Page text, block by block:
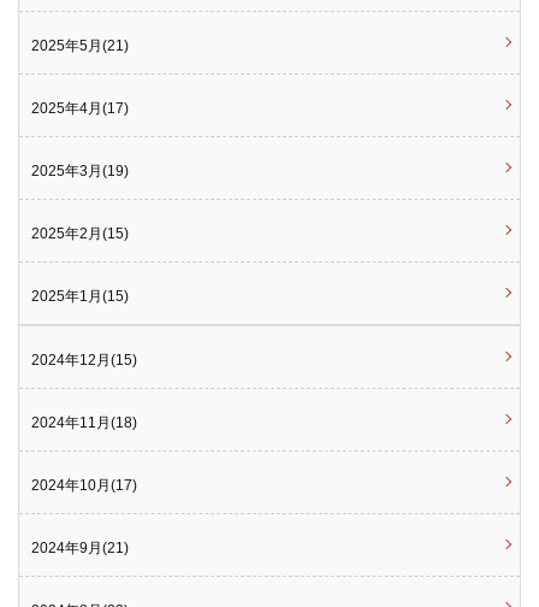
2025年5月(21)
2025年4月(17)
2025年3月(19)
2025年2月(15)
2025年1月(15)
2024年12月(15)
2024年11月(18)
2024年10月(17)
2024年9月(21)